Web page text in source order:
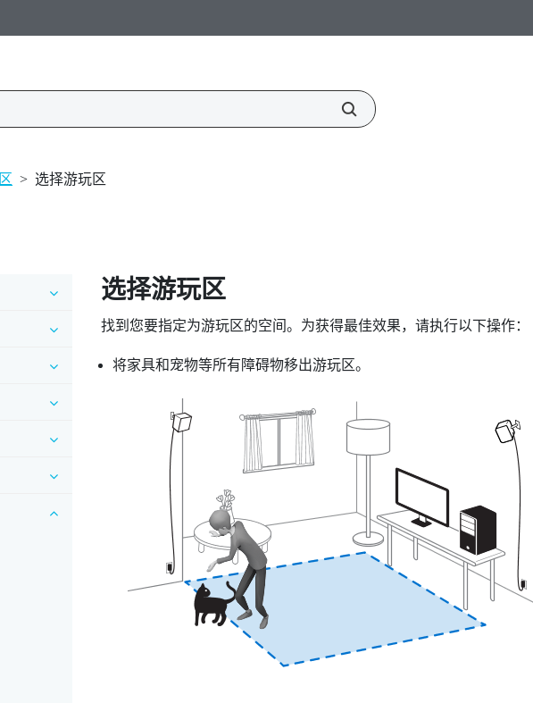
> 选择游玩区
选择游玩区
找到您要指定为游玩区的空间。为获得最佳效果，请执行以下操作：
将家具和宠物等所有障碍物移出游玩区。